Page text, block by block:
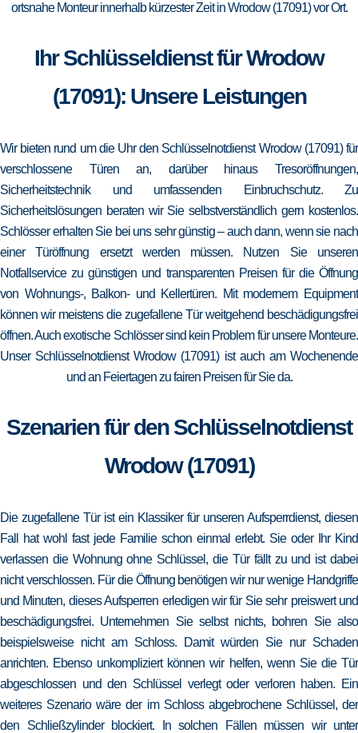
ortsnahe Monteur innerhalb kürzester Zeit in Wrodow (17091) vor Ort.
Ihr Schlüsseldienst für Wrodow
(17091): Unsere Leistungen
Wir bieten rund um die Uhr den Schlüsselnotdienst Wrodow (17091) für
verschlossene Türen an, darüber hinaus Tresoröffnungen,
Sicherheitstechnik und umfassenden Einbruchschutz. Zu
Sicherheitslösungen beraten wir Sie selbstverständlich gern kostenlos.
Schlösser erhalten Sie bei uns sehr günstig – auch dann, wenn sie nach
einer Türöffnung ersetzt werden müssen. Nutzen Sie unseren
Notfallservice zu günstigen und transparenten Preisen für die Öffnung
von Wohnungs-, Balkon- und Kellertüren. Mit modernem Equipment
können wir meistens die zugefallene Tür weitgehend beschädigungsfrei
öffnen. Auch exotische Schlösser sind kein Problem für unsere Monteure.
Unser Schlüsselnotdienst Wrodow (17091) ist auch am Wochenende
und an Feiertagen zu fairen Preisen für Sie da.
Szenarien für den Schlüsselnotdienst
Wrodow (17091)
Die zugefallene Tür ist ein Klassiker für unseren Aufsperrdienst, diesen
Fall hat wohl fast jede Familie schon einmal erlebt. Sie oder Ihr Kind
verlassen die Wohnung ohne Schlüssel, die Tür fällt zu und ist dabei
nicht verschlossen. Für die Öffnung benötigen wir nur wenige Handgriffe
und Minuten, dieses Aufsperren erledigen wir für Sie sehr preiswert und
beschädigungsfrei. Unternehmen Sie selbst nichts, bohren Sie also
beispielsweise nicht am Schloss. Damit würden Sie nur Schaden
anrichten. Ebenso unkompliziert können wir helfen, wenn Sie die Tür
abgeschlossen und den Schlüssel verlegt oder verloren haben. Ein
weiteres Szenario wäre der im Schloss abgebrochene Schlüssel, der
den Schließzylinder blockiert. In solchen Fällen müssen wir unter